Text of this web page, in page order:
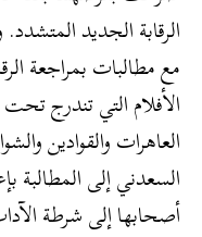
الرقابة الجديد
مع مطالبات بمراجعة
الأفلام التي تندرج تحت
العاهرات والقوادين
السعدني إلى المطالبة
أصحابها إلى شرطة